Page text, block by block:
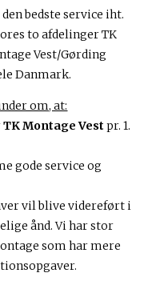
bedste service iht.
to afdelinger TK
Vest/Gørding
Danmark.
om, at:
TK Montage Vestpr. 1.
gode service og
vil blive videreført i
ånd. Vi har stor
som har mere